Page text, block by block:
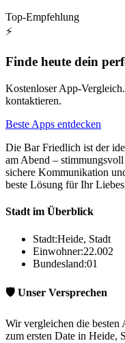
Top-Empfehlung
⚡
Finde heute dein
Kostenloser App-
kontaktieren.
Beste Apps entdecken
Die Bar Friedlich ist der
am Abend –
sichere Kommunikation
beste Lösung für Ihr
Stadt im Überblick
Stadt:Heide, Stadt
Einwohner:22.002
Bundesland:01
🛡️ Unser Versprechen
Wir vergleichen die besten
zum ersten Date in Heide,